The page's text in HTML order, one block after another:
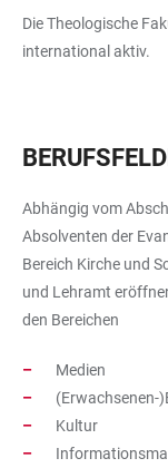
Die Theologische
international aktiv.
Abhängig vom
Absolventen der
Bereich Kirche und
und Lehramt
den Bereichen
Medien
(Erwachsenen-
Kultur